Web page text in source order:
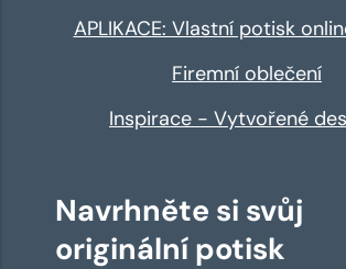
APLIKACE: Vlastní potisk
Firemní oblečení
Inspirace - Vytvořené
Navrhněte si svůj
originální potisk